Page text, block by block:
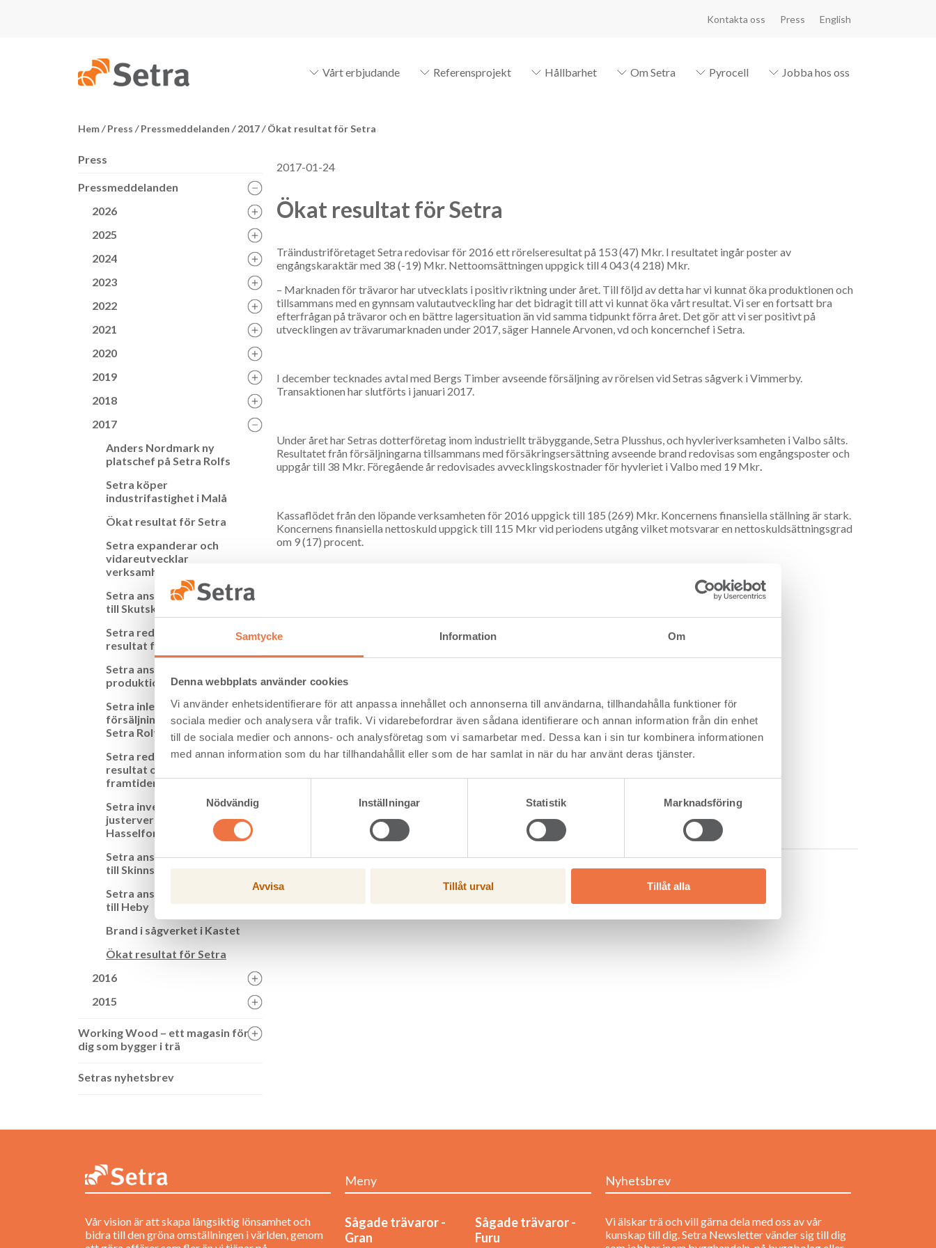
Samtycke Information Om
Denna webbplats använder cookies
Vi använder enhetsidentifierare för att anpassa innehållet och annonserna till användarna, tillhandahålla funktioner för
sociala medier och analysera vår trafik. Vi vidarebefordrar även sådana identifierare och annan information från din enhet
till de sociala medier och annons- och analysföretag som vi samarbetar med. Dessa kan i sin tur kombinera informationen
med annan information som du har tillhandahållit eller som de har samlat in när du har använt deras tjänster.
Samtyckesval
Nödvändig
Inställningar Statistik Marknadsföring
Avvisa Tillåt urval Tillåt alla
Kontakta oss Press English
Vårt erbjudande Referensprojekt Hållbarhet Om Setra Pyrocell Jobba hos oss
Hem/ Press / Pressmeddelanden / 2017/ Ökat resultat för Setra
Press
Pressmeddelanden
2026
2025
2024
2023
2022
2021
2020
2019
2018
2017
Anders Nordmark ny
platschef på Setra Rolfs
Setra köper
industrifastighet i Malå
Ökat resultat för Setra
Setra expanderar och
vidareutvecklar
verksamheten i Malå
Setra anställer ny platschef
till Skutskär
Setra redovisar ökat
resultat för första halvåret
Setra anställer ny
produktionsdirektör
Setra inleder
försäljningsprocess av
Setra Rolfs i Kalix
Setra redovisar ökat
resultat och investerar för
framtiden
Setra investerar i nytt
justerverkshyvleri i
Hasselfors
Setra anställer ny platschef
till Skinnskatteberg
Setra anställer ny platschef
till Heby
Brand i sågverket i Kastet
Ökat resultat för Setra
2016
2015
Working Wood – ett magasin för
dig som bygger i trä
Setras nyhetsbrev
2017-01-24
Ökat resultat för Setra
Träindustriföretaget Setra redovisar för 2016 ett rörelseresultat på 153 (47) Mkr. I resultatet ingår poster av
engångskaraktär med 38 (-19) Mkr. Nettoomsättningen uppgick till 4 043 (4 218) Mkr.
– Marknaden för trävaror har utvecklats i positiv riktning under året. Till följd av detta har vi kunnat öka produktionen och
tillsammans med en gynnsam valutautveckling har det bidragit till att vi kunnat öka vårt resultat. Vi ser en fortsatt bra
efterfrågan på trävaror och en bättre lagersituation än vid samma tidpunkt förra året. Det gör att vi ser positivt på
utvecklingen av trävarumarknaden under 2017, säger Hannele Arvonen, vd och koncernchef i Setra.
I december tecknades avtal med Bergs Timber avseende försäljning av rörelsen vid Setras sågverk i Vimmerby.
Transaktionen har slutförts i januari 2017.
Under året har Setras dotterföretag inom industriellt träbyggande, Setra Plusshus, och hyvleriverksamheten i Valbo sålts.
Resultatet från försäljningarna tillsammans med försäkringsersättning avseende brand redovisas som engångsposter och
uppgår till 38 Mkr. Föregående år redovisades avvecklingskostnader för hyvleriet i Valbo med 19 Mkr.
Kassaflödet från den löpande verksamheten för 2016 uppgick till 185 (269) Mkr. Koncernens finansiella ställning är stark.
Koncernens finansiella nettoskuld uppgick till 115 Mkr vid periodens utgång vilket motsvarar en nettoskuldsättningsgrad
om 9 (17) procent.
Nettoomsättning, Mkr
986 4 043
4 218
Rörelseresultat, exkl engångsposter, Mkr
28 -31 115
Rörelseresultat, Mkr
Resultat efter skatt, Mkr
47 -28 103
20
Rörelsemarginal, exkl engångsposter, %
2,8 neg 2,8
1,6
Avkastning på operativt kapital, %, RTM
10,4
3,0
Ökat resultat för Setra
Vår vision är att skapa långsiktig lönsamhet och
bidra till den gröna omställningen i världen, genom
Meny
Sågade trävaror -
Gran
Sågade trävaror -
Furu
Nyhetsbrev
Vi älskar trä och vill gärna dela med oss av vår
kunskap till dig. Setra Newsletter vänder sig till dig